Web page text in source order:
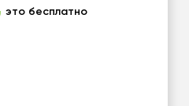
это бесплатно